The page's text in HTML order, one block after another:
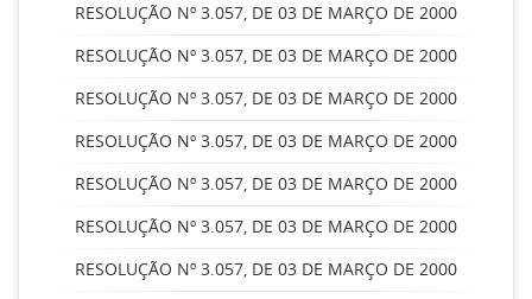
RESOLUÇÃO Nº 3.057, DE 03 DE MARÇO DE 2000
RESOLUÇÃO Nº 3.057, DE 03 DE MARÇO DE 2000
RESOLUÇÃO Nº 3.057, DE 03 DE MARÇO DE 2000
RESOLUÇÃO Nº 3.057, DE 03 DE MARÇO DE 2000
RESOLUÇÃO Nº 3.057, DE 03 DE MARÇO DE 2000
RESOLUÇÃO Nº 3.057, DE 03 DE MARÇO DE 2000
RESOLUÇÃO Nº 3.057, DE 03 DE MARÇO DE 2000